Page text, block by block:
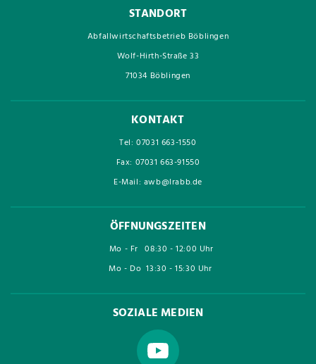
STANDORT
Abfallwirtschaftsbetrieb Böblingen
Wolf-Hirth-Straße 33
71034 Böblingen
KONTAKT
Tel: 07031 663-1550
Fax: 07031 663-91550
E-Mail: awb@lrabb.de
ÖFFNUNGSZEITEN
Mo - Fr 08:30 - 12:00 Uhr
Mo - Do 13:30 - 15:30 Uhr
SOZIALE MEDIEN